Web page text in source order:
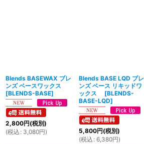
Blends BASEWAX ブレ
ンズ ベースワックス
[BLENDS-BASE]
2,800円(税別)
(税込 : 3,080円)
Blends BASE LQD ブレ
ンズ ベース リキッドワ
ックス
[BLENDS-
BASE-LQD]
5,800円(税別)
(税込 : 6,380円)